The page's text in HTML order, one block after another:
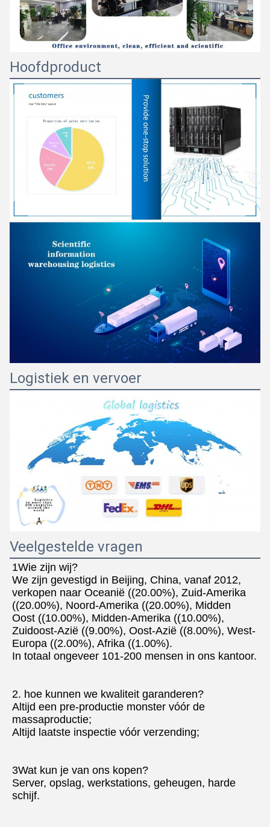
Hoofdproduct
Logistiek en vervoer
Veelgestelde vragen
1Wie zijn wij?
We zijn gevestigd in Beijing, China, vanaf 2012,
verkopen naar Oceanië ((20.00%), Zuid-Amerika
((20.00%), Noord-Amerika ((20.00%), Midden
Oost ((10.00%), Midden-Amerika ((10.00%),
Zuidoost-Azië ((9.00%), Oost-Azië ((8.00%), West-
Europa ((2.00%), Afrika ((1.00%).
In totaal ongeveer 101-200 mensen in ons kantoor.
2. hoe kunnen we kwaliteit garanderen?
Altijd een pre-productie monster vóór de
massaproductie;
Altijd laatste inspectie vóór verzending;
3Wat kun je van ons kopen?
Server, opslag, werkstations, geheugen, harde
schijf.